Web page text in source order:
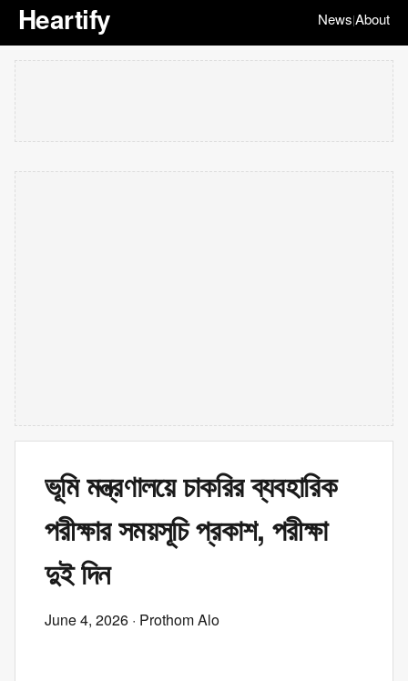
Heartify News|About
ভূমি মন্ত্রণালয়ে চাকরির ব্যবহারিক
পরীক্ষার সময়সূচি প্রকাশ, পরীক্ষা
দুই দিন
June 4, 2026 · Prothom Alo